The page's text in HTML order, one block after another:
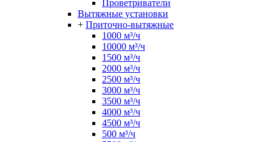
Проветриватели
Вытяжные установки
+ Приточно-вытяжные
1000 м³/ч
10000 м³/ч
1500 м³/ч
2000 м³/ч
2500 м³/ч
3000 м³/ч
3500 м³/ч
4000 м³/ч
4500 м³/ч
500 м³/ч